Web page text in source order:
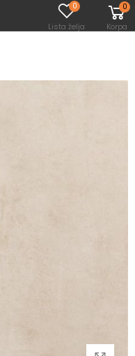
0
Lista želja
0
Korpa